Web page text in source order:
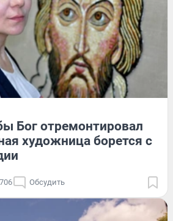
Бог отремонтировал
художница борется с
706 Обсудить